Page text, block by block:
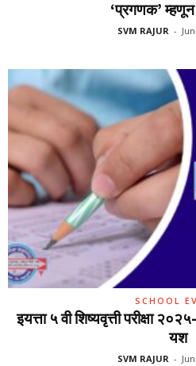
‘प्रगणक’ म्हणून
SVM RAJUR -
SCHOOL
इयत्ता ५ वी शिष्यवृत्ती परीक्षा
यश
SVM RAJUR -